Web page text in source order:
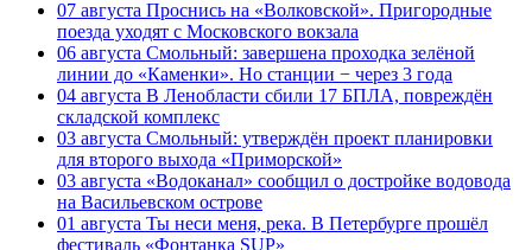
07 августа Проснись на «Волковской». Пригородные
поезда уходят с Московского вокзала
06 августа Смольный: завершена проходка зелёной
линии до «Каменки». Но станции − через 3 года
04 августа В Ленобласти сбили 17 БПЛА, повреждён
складской комплекс
03 августа Смольный: утверждён проект планировки
для второго выхода «Приморской»
03 августа «Водоканал» сообщил о достройке водовода
на Васильевском острове
01 августа Ты неси меня, река. В Петербурге прошёл
фестиваль «Фонтанка SUP»